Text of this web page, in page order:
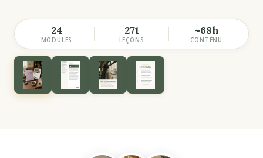
24
MODULES
271
LEÇONS
~68h
CONTENU